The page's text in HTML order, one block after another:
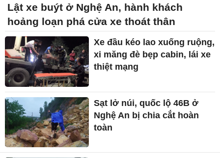
Lật xe buýt ở Nghệ An, hành khách
hoảng loạn phá cửa xe thoát thân
Xe đầu kéo lao xuống ruộng,
xi măng đè bẹp cabin, lái xe
thiệt mạng
Sạt lở núi, quốc lộ 46B ở
Nghệ An bị chia cắt hoàn
toàn